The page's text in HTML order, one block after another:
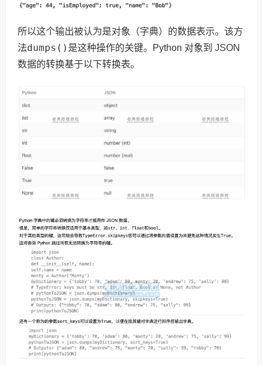
所以这个输出被认为是对象（字典）的数据表示。该方
法dumps() 是这种操作的关键。Python 对象到 JSON
数据的转换基于以下转换表。